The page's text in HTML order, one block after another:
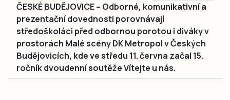
ČESKÉ BUDĚJOVICE – Odborné, komunikativní a
prezentační dovednosti porovnávají
středoškoláci před odbornou porotou i diváky v
prostorách Malé scény DK Metropol v Českých
Budějovicích, kde ve středu 11. června začal 15.
ročník dvoudenní soutěže Vítejte u nás.